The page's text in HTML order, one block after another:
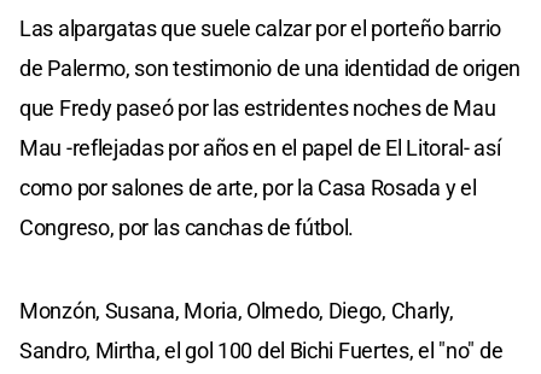
Las alpargatas que suele calzar por el porteño barrio
de Palermo, son testimonio de una identidad de origen
que Fredy paseó por las estridentes noches de Mau
Mau -reflejadas por años en el papel de El Litoral- así
como por salones de arte, por la Casa Rosada y el
Congreso, por las canchas de fútbol.
Monzón, Susana, Moria, Olmedo, Diego, Charly,
Sandro, Mirtha, el gol 100 del Bichi Fuertes, el "no" de